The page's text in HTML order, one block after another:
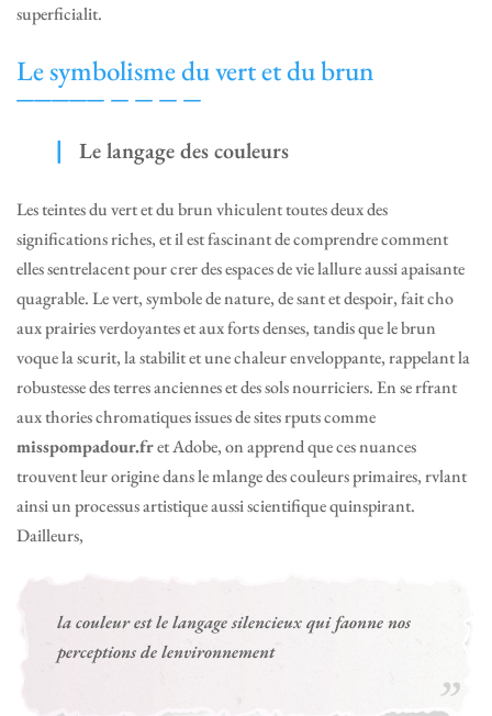
superficialit.
Le symbolisme du vert et du brun
Le langage des couleurs
Les teintes du vert et du brun vhiculent toutes deux des
significations riches, et il est fascinant de comprendre comment
elles sentrelacent pour crer des espaces de vie lallure aussi apaisante
quagrable. Le vert, symbole de nature, de sant et despoir, fait cho
aux prairies verdoyantes et aux forts denses, tandis que le brun
voque la scurit, la stabilit et une chaleur enveloppante, rappelant la
robustesse des terres anciennes et des sols nourriciers. En se rfrant
aux thories chromatiques issues de sites rputs comme
misspompadour.fret Adobe, on apprend que ces nuances
trouvent leur origine dans le mlange des couleurs primaires, rvlant
ainsi un processus artistique aussi scientifique quinspirant.
Dailleurs,
la couleur est le langage silencieux qui faonne nos
perceptions de lenvironnement